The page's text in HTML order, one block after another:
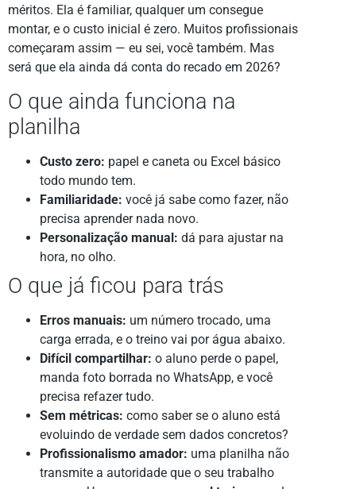
méritos. Ela é familiar, qualquer um consegue
montar, e o custo inicial é zero. Muitos profissionais
começaram assim — eu sei, você também. Mas
será que ela ainda dá conta do recado em 2026?
O que ainda funciona na
planilha
Custo zero: papel e caneta ou Excel básico
todo mundo tem.
Familiaridade: você já sabe como fazer, não
precisa aprender nada novo.
Personalização manual: dá para ajustar na
hora, no olho.
O que já ficou para trás
Erros manuais: um número trocado, uma
carga errada, e o treino vai por água abaixo.
Difícil compartilhar: o aluno perde o papel,
manda foto borrada no WhatsApp, e você
precisa refazer tudo.
Sem métricas: como saber se o aluno está
evoluindo de verdade sem dados concretos?
Profissionalismo amador: uma planilha não
transmite a autoridade que o seu trabalho